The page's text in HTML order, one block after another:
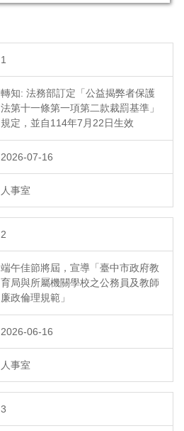
1
轉知: 法務部訂定「公益揭弊者保護
法第十一條第一項第二款裁罰基準」
規定，並自114年7月22日生效
2026-07-16
人事室
2
端午佳節將屆，宣導「臺中市政府教
育局與所屬機關學校之公務員及教師
廉政倫理規範」
2026-06-16
人事室
3